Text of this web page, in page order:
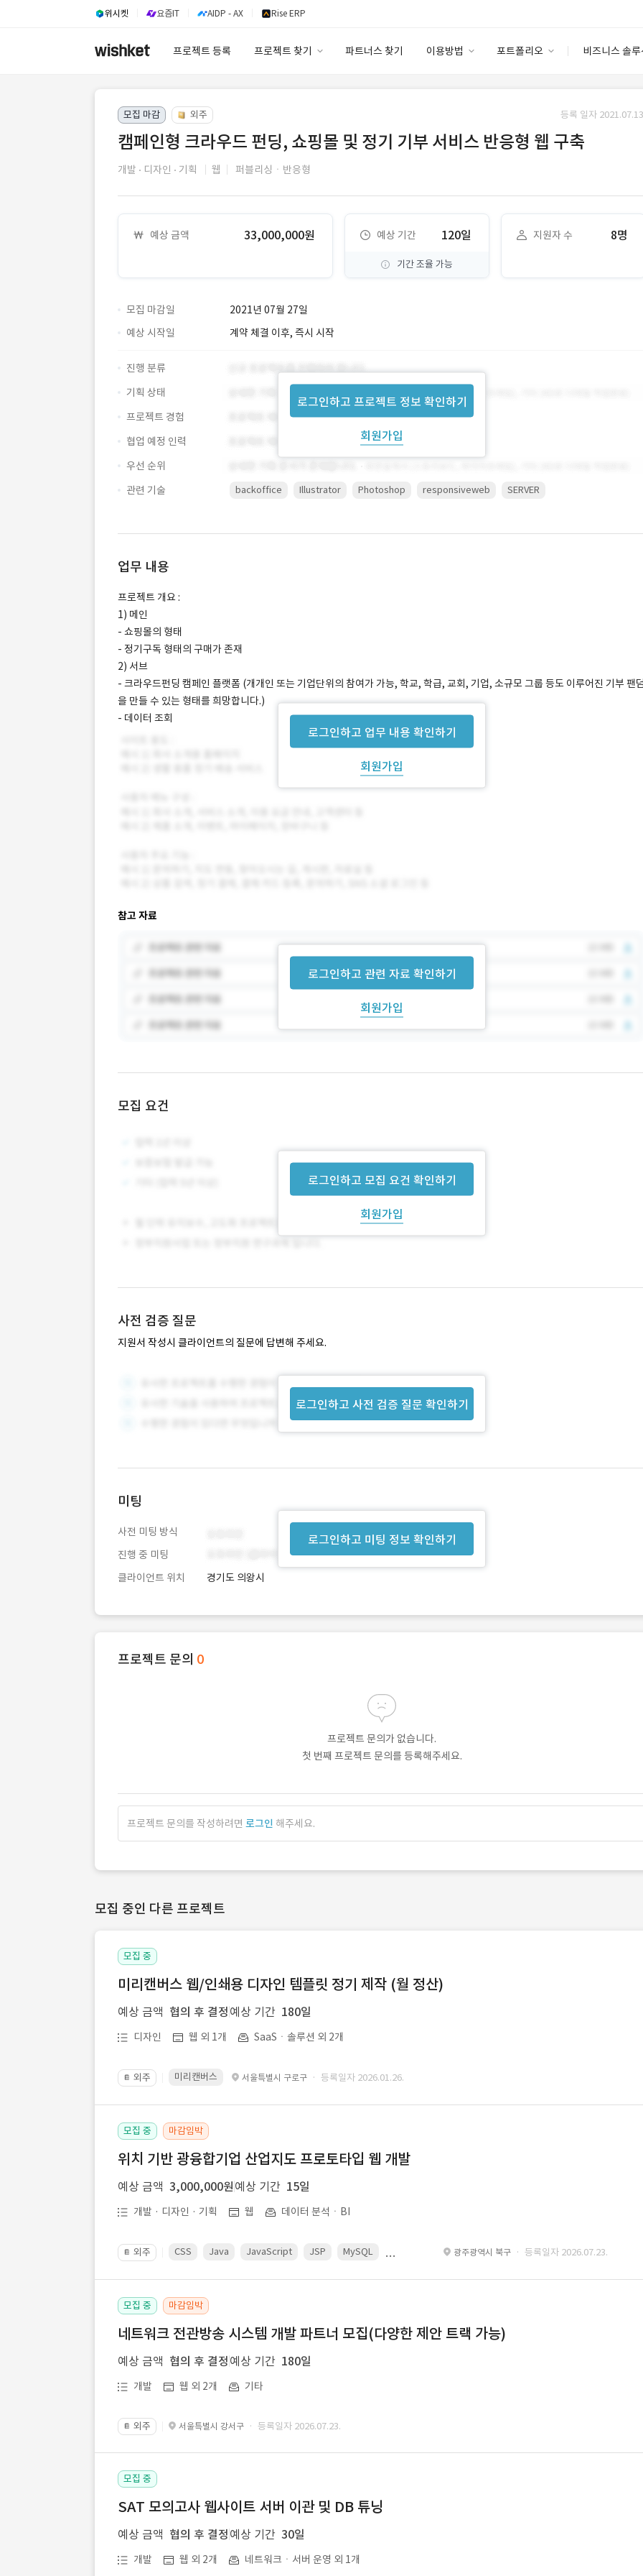
위시켓 요즘IT AIDP - AX Rise ERP
프로젝트 등록 프로젝트 찾기 파트너스 찾기 이용방법 포트폴리오 비즈니스 솔
이용요금
고객센터
안심 코드 케어
솔루션 마켓
스토어
모집 마감 외주 등록 일자
캠페인형 크라우드 펀딩, 쇼핑몰 및 정기 기부 서비스 반응형 웹 구축
개발 디자인 기획 웹 퍼블리싱ㆍ반응형
예상 금액 33,000,000원 예상 기간 120일
기간 조율 가능
지원자 수 8명
모집 마감일 2021년 07월 27일
로그인하고 프로젝트 정보 확인하기
회원가입
예상 시작일 계약 체결 이후, 즉시 시작
진행 분류
기획 상태
프로젝트 경험
협업 예정 인력
우선 순위
관련 기술
backoffice Illustrator Photoshop responsiveweb SERVER
업무 내용
로그인하고 업무 내용 확인하기
회원가입
프로젝트 개요 :
1) 메인
- 쇼핑몰의 형태
- 정기구독 형태의 구매가 존재
2) 서브
- 크라우드펀딩 캠페인 플랫폼 (개개인 또는 기업단위의 참여가 가능, 학교, 학급, 교회, 기업, 소규모 그룹 등도 이루어진 기부 팬
을 만들 수 있는 형태를 희망합니다.)
- 데이터 조회
참고 자료
로그인하고 관련 자료 확인하기
회원가입
모집 요건
로그인하고 모집 요건 확인하기
회원가입
사전 검증 질문
지원서 작성시 클라이언트의 질문에 답변해 주세요.
로그인하고 사전 검증 질문 확인하기
로그인하고 미팅 정보 확인하기
미팅
사전 미팅 방식
진행 중 미팅
클라이언트 위치
경기도 의왕시
프로젝트 문의 0
프로젝트 문의가 없습니다.
첫 번째 프로젝트 문의를 등록해주세요.
프로젝트 문의를 작성하려면 로그인 해주세요.
모집 중인 다른 프로젝트
모집 중
미리캔버스 웹/인쇄용 디자인 템플릿 정기 제작 (월 정산)
예상 금액 협의 후 결정 예상 기간 180일
디자인 웹 외 1개 SaaSㆍ솔루션 외 2개
📔 외주 미리캔버스 서울특별시 구로구 · 등록일자 2026.01.26.
모집 중 마감임박
위치 기반 광융합기업 산업지도 프로토타입 웹 개발
예상 금액 3,000,000원 예상 기간 15일
개발 · 디자인 · 기획 웹 데이터 분석ㆍBI
📔 외주 CSS Java JavaScript JSP MySQL Spring광주광역시 북구 · 등록일자 2026.07.23.
모집 중 마감임박
네트워크 전관방송 시스템 개발 파트너 모집(다양한 제안 트랙 가능)
예상 금액 협의 후 결정 예상 기간 180일
개발 웹 외 2개 기타
📔 외주 서울특별시 강서구 · 등록일자 2026.07.23.
모집 중
SAT 모의고사 웹사이트 서버 이관 및 DB 튜닝
예상 금액 협의 후 결정 예상 기간 30일
개발 웹 외 2개 네트워크ㆍ서버 운영 외 1개